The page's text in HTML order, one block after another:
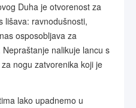
Duha je otvorenost za
lišava: ravnodušnosti,
osposobljava za
nalikuje lancu s
nogu zatvorenika koji je
lako upadnemo u